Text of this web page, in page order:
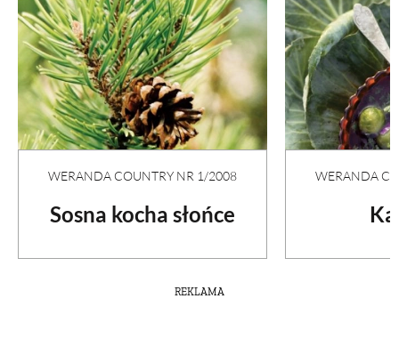
WERANDA COUNTRY NR 1/2008
Sosna kocha słońce
WERANDA
REKLAMA